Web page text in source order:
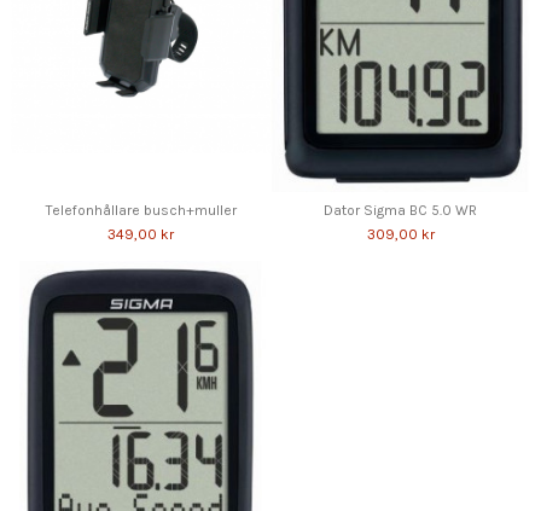
Telefonhållare busch+muller
349,00 kr
Dator Sigma BC 5.0 WR
309,00 kr